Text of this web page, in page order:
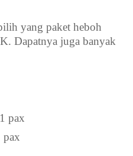
yang paket heboh
Dapatnya juga banyak
pax
pax